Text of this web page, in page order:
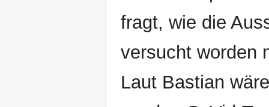
fragt, wie die
versucht worden
Laut Bastian